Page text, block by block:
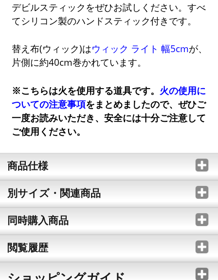
デビルスティックをぜひお試しください。すべ
てシリコン製のハンドスティック付きです。
替え布(ウィック)はウィック ライト 幅5cmが、
片側に約40cm巻かれています。
※こちらは火を使用する道具です。 火の使用に
ついての注意事項をまとめましたので、ぜひご
一度お読みいただき、安全には十分ご注意して
ご使用ください。
商品仕様
別サイズ・関連商品
同時購入商品
閲覧履歴